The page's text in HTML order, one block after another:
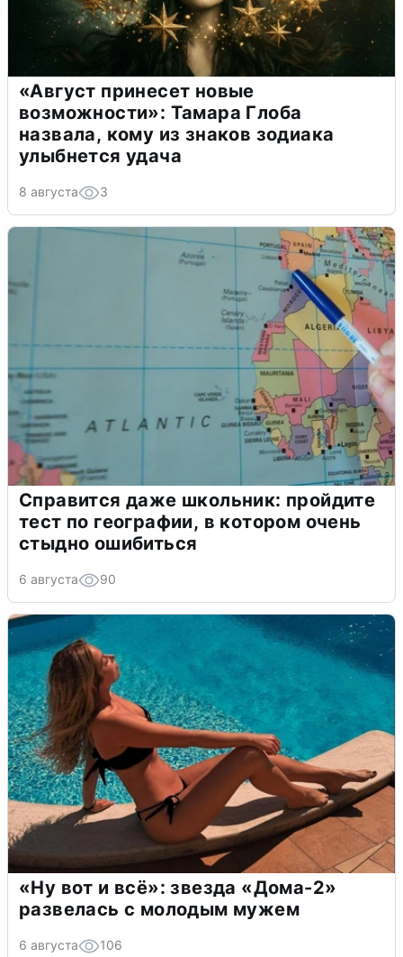
«Август принесет новые
возможности»: Тамара Глоба
назвала, кому из знаков зодиака
улыбнется удача
8 августа 3
Справится даже школьник: пройдите
тест по географии, в котором очень
стыдно ошибиться
6 августа 90
«Ну вот и всё»: звезда «Дома-2»
развелась с молодым мужем
6 августа 106